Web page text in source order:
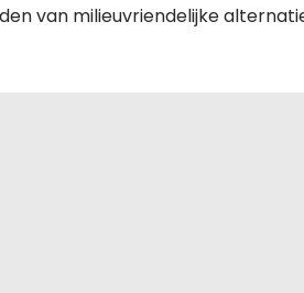
van milieuvriendelijke